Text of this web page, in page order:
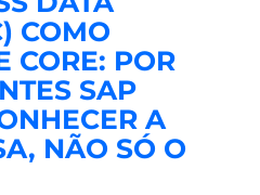
COMO
CORE: POR
SAP
A
NÃO SÓ O